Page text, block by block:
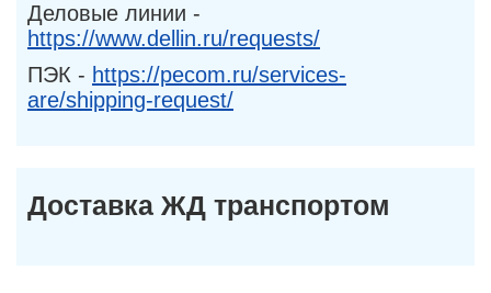
Деловые линии -
https://www.dellin.ru/requests/
ПЭК - https://pecom.ru/services-
are/shipping-request/
Доставка ЖД транспортом